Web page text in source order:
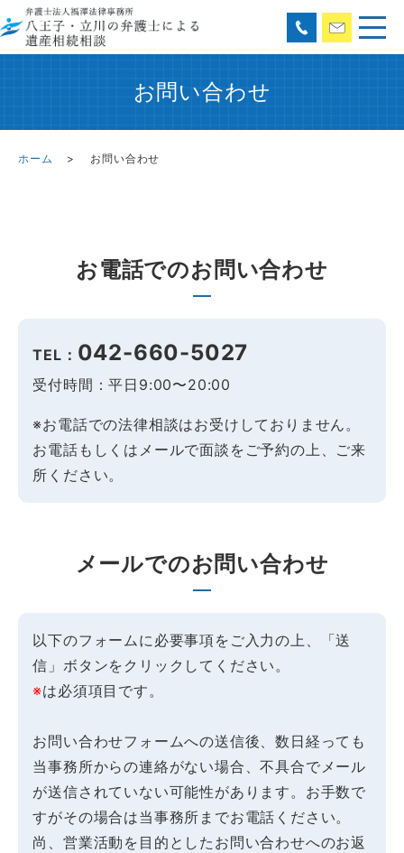
お問い合わせ
ホーム お問い合わせ
お電話でのお問い合わせ
TEL： 042-660-5027
受付時間：平日9:00〜20:00
※お電話での法律相談はお受けしておりません。
お電話もしくはメールで面談をご予約の上、ご来
所ください。
メールでのお問い合わせ
以下のフォームに必要事項をご入力の上、「送
信」ボタンをクリックしてください。
※は必須項目です。
お問い合わせフォームへの送信後、数日経っても
当事務所からの連絡がない場合、不具合でメール
が送信されていない可能性があります。お手数で
すがその場合は当事務所までお電話ください。
尚、営業活動を目的としたお問い合わせへのお返